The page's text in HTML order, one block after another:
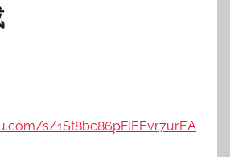
s/1St8bc86pFlEEvr7urEA